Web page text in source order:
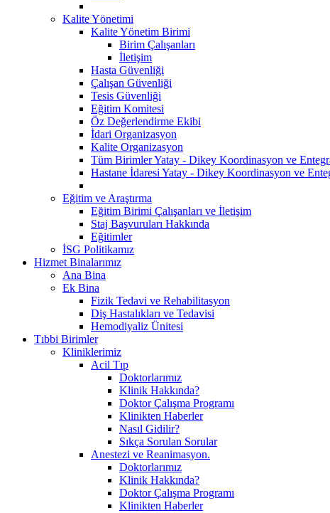
Kalite Yönetimi
Kalite Yönetim Birimi
Birim Çalışanları
İletişim
Hasta Güvenliği
Çalışan Güvenliği
Tesis Güvenliği
Eğitim Komitesi
Öz Değerlendirme Ekibi
İdari Organizasyon
Kalite Organizasyon
Tüm Birimler Yatay - Dikey Koordinasyon ve
Hastane İdaresi Yatay - Dikey Koordinasyon ve
Eğitim ve Araştırma
Eğitim Birimi Çalışanları ve İletişim
Staj Başvuruları Hakkında
Eğitimler
İSG Politikamız
Hizmet Binalarımız
Ana Bina
Ek Bina
Fizik Tedavi ve Rehabilitasyon
Diş Hastalıkları ve Tedavisi
Hemodiyaliz Ünitesi
Tıbbi Birimler
Kliniklerimiz
Acil Tıp
Doktorlarımız
Klinik Hakkında?
Doktor Çalışma Programı
Klinikten Haberler
Nasıl Gidilir?
Sıkça Sorulan Sorular
Anestezi ve Reanimasyon.
Doktorlarımız
Klinik Hakkında?
Doktor Çalışma Programı
Klinikten Haberler